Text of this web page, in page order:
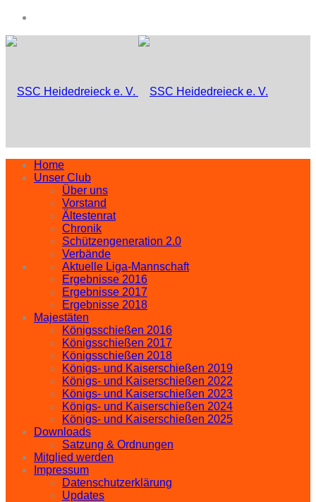
Home
Unser Club
Über uns
Vorstand
Ältestenrat
Chronik
Schützengeneration 2.0
Verbände
Aktuelle Liga-Mannschaft
Ergebnisse 2016
Ergebnisse 2017
Ergebnisse 2018
Majestäten
Königsschießen 2016
Königsschießen 2017
Königsschießen 2018
Königs- und Kaiserschießen 2019
Königs- und Kaiserschießen 2022
Königs- und Kaiserschießen 2023
Königs- und Kaiserschießen 2024
Königs- und Kaiserschießen 2025
Downloads
Satzung & Ordnungen
Mitglied werden
Impressum
Datenschutzerklärung
Updates